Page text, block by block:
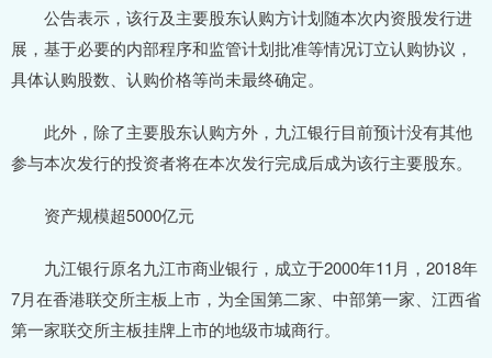
公告表示，该行及主要股东认购方计划随本次内资股发行进
展，基于必要的内部程序和监管计划批准等情况订立认购协议，
具体认购股数、认购价格等尚未最终确定。
此外，除了主要股东认购方外，九江银行目前预计没有其他
参与本次发行的投资者将在本次发行完成后成为该行主要股东。
资产规模超5000亿元
九江银行原名九江市商业银行，成立于2000年11月，2018年
7月在香港联交所主板上市，为全国第二家、中部第一家、江西省
第一家联交所主板挂牌上市的地级市城商行。